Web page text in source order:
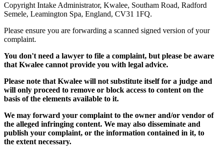
Copyright Intake Administrator, Kwalee, Southam Road, Radford
Semele, Leamington Spa, England, CV31 1FQ.
Please ensure you are forwarding a scanned signed version of your
complaint.
You don't need a lawyer to file a complaint, but please be aware
that Kwalee cannot provide you with legal advice.
Please note that Kwalee will not substitute itself for a judge and
will only proceed to remove or block access to content on the
basis of the elements available to it.
We may forward your complaint to the owner and/or vendor of
the alleged infringing content. We may also disseminate and
publish your complaint, or the information contained in it, to
the extent necessary.